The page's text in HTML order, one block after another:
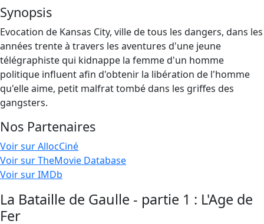
Synopsis
Evocation de Kansas City, ville de tous les dangers, dans les
années trente à travers les aventures d'une jeune
télégraphiste qui kidnappe la femme d'un homme
politique influent afin d'obtenir la libération de l'homme
qu'elle aime, petit malfrat tombé dans les griffes des
gangsters.
Nos Partenaires
Voir sur AllocCiné
Voir sur TheMovie Database
Voir sur IMDb
La Bataille de Gaulle - partie 1 : L'Age de
Fer